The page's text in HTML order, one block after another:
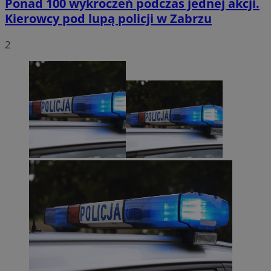
Ponad 100 wykroczeń podczas jednej akcji.
Kierowcy pod lupą policji w Zabrzu
2